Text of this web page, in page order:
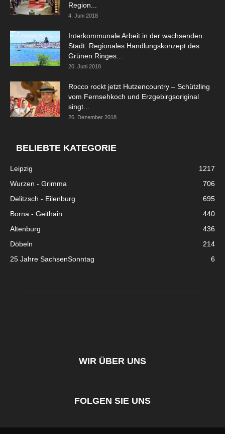
Region...
4. Juni 2018
Interkommunale Arbeit in der wachsenden
Stadt: Regionales Handlungskonzept des
Grünen Ringes...
20. Juni 2018
Rocco rockt jetzt Hutzencountry – Schützling
vom Fernsehkoch und Erzgebirgsoriginal
singt...
26. Dezember 2018
BELIEBTE KATEGORIE
Leipzig
1217
Wurzen - Grimma
706
Delitzsch - Eilenburg
695
Borna - Geithain
440
Altenburg
436
Döbeln
214
25 Jahre SachsenSonntag
6
WIR ÜBER UNS
FOLGEN SIE UNS